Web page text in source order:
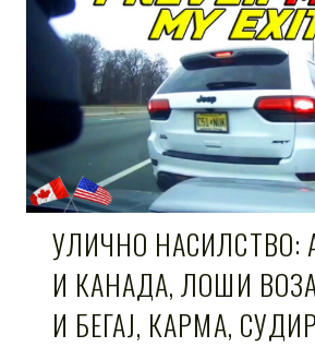
УЛИЧНО НАСИЛСТВО:
И КАНАДА, ЛОШИ
И БЕГАЈ, КАРМА,